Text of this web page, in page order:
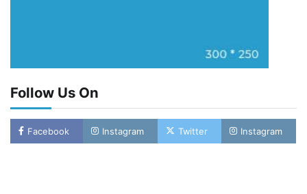
Follow Us On
Facebook Instagram Twitter Instagram